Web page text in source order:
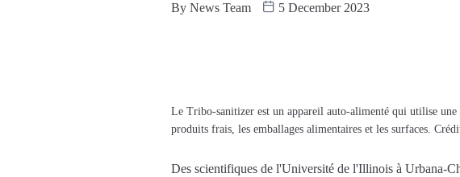
By News Team 5 December 2023
Le Tribo-sanitizer est un appareil auto-alimenté qui utilise
produits frais, les emballages alimentaires et les surfaces.
Des scientifiques de l'Université de l'Illinois à Urbana-